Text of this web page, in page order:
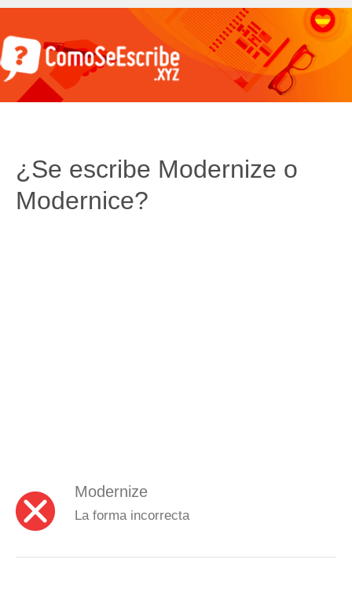
¿Se escribe Modernize o
Modernice?
Modernize
La forma incorrecta